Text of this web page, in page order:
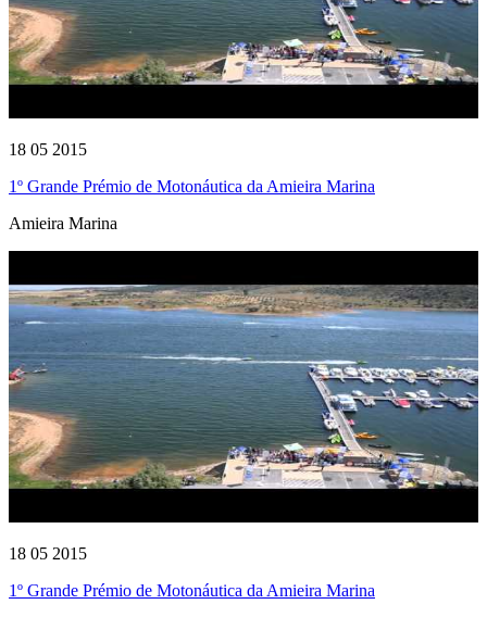
18 05 2015
1º Grande Prémio de Motonáutica da Amieira Marina
Amieira Marina
18 05 2015
1º Grande Prémio de Motonáutica da Amieira Marina